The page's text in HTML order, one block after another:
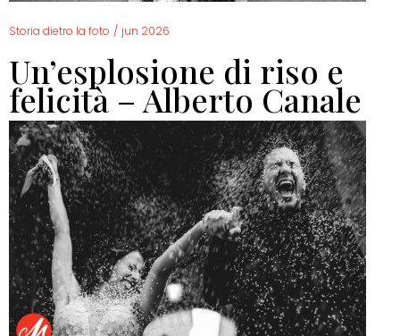
Storia dietro la foto / jun 2026
Un’esplosione di riso e
felicità – Alberto Canale